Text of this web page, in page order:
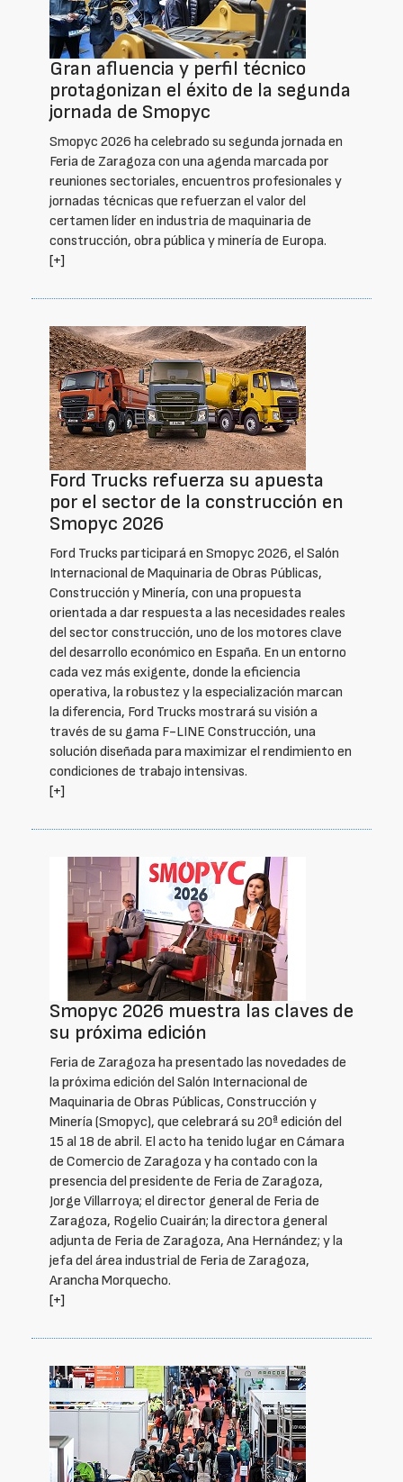
Gran afluencia y perfil técnico
protagonizan el éxito de la segunda
jornada de Smopyc
Smopyc 2026 ha celebrado su segunda jornada en
Feria de Zaragoza con una agenda marcada por
reuniones sectoriales, encuentros profesionales y
jornadas técnicas que refuerzan el valor del
certamen líder en industria de maquinaria de
construcción, obra pública y minería de Europa.
[+]
Ford Trucks refuerza su apuesta
por el sector de la construcción en
Smopyc 2026
Ford Trucks participará en Smopyc 2026, el Salón
Internacional de Maquinaria de Obras Públicas,
Construcción y Minería, con una propuesta
orientada a dar respuesta a las necesidades reales
del sector construcción, uno de los motores clave
del desarrollo económico en España. En un entorno
cada vez más exigente, donde la eficiencia
operativa, la robustez y la especialización marcan
la diferencia, Ford Trucks mostrará su visión a
través de su gama F-LINE Construcción, una
solución diseñada para maximizar el rendimiento en
condiciones de trabajo intensivas.
[+]
Smopyc 2026 muestra las claves de
su próxima edición
Feria de Zaragoza ha presentado las novedades de
la próxima edición del Salón Internacional de
Maquinaria de Obras Públicas, Construcción y
Minería (Smopyc), que celebrará su 20ª edición del
15 al 18 de abril. El acto ha tenido lugar en Cámara
de Comercio de Zaragoza y ha contado con la
presencia del presidente de Feria de Zaragoza,
Jorge Villarroya; el director general de Feria de
Zaragoza, Rogelio Cuairán; la directora general
adjunta de Feria de Zaragoza, Ana Hernández; y la
jefa del área industrial de Feria de Zaragoza,
Arancha Morquecho.
[+]